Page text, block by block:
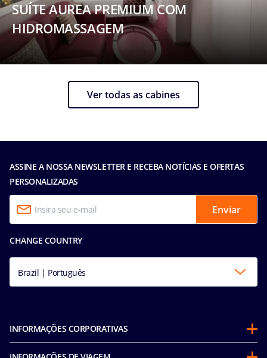
SUÍTE AUREA PREMIUM COM
HIDROMASSAGEM
Ver todas as cabines
ASSINE A NOSSA NEWSLETTER E RECEBA NOTÍCIAS E OFERTAS
PERSONALIZADAS
Enviar
CHANGE COUNTRY
Brazil | Português
INFORMAÇÕES CORPORATIVAS
Sobre a MSC